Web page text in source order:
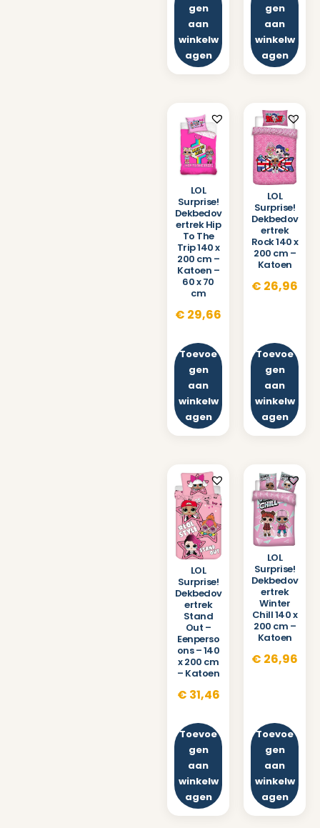
gen
aan
winkelw
agen
gen
aan
winkelw
agen
LOL
Surprise!
Dekbedov
ertrek Hip
To The
Trip 140 x
200 cm –
Katoen –
60 x 70
cm
€ 29,66
Toevoe
gen
aan
winkelw
agen
LOL
Surprise!
Dekbedov
ertrek
Rock 140 x
200 cm –
Katoen
€ 26,96
Toevoe
gen
aan
winkelw
agen
LOL
Surprise!
Dekbedov
ertrek
Stand
Out –
Eenperso
ons – 140
x 200 cm
– Katoen
€ 31,46
Toevoe
gen
aan
winkelw
agen
LOL
Surprise!
Dekbedov
ertrek
Winter
Chill 140 x
200 cm –
Katoen
€ 26,96
Toevoe
gen
aan
winkelw
agen